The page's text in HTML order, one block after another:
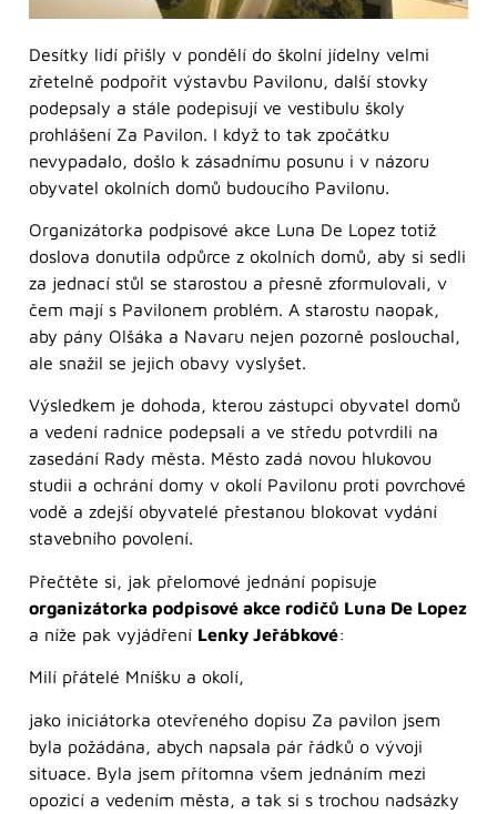
Desítky lidí přišly v pondělí do školní jídelny velmi
zřetelně podpořit výstavbu Pavilonu, další stovky
podepsaly a stále podepisují ve vestibulu školy
prohlášení Za Pavilon. I když to tak zpočátku
nevypadalo, došlo k zásadnímu posunu i v názoru
obyvatel okolních domů budoucího Pavilonu.
Organizátorka podpisové akce Luna De Lopez totiž
doslova donutila odpůrce z okolních domů, aby si sedli
za jednací stůl se starostou a přesně zformulovali, v
čem mají s Pavilonem problém. A starostu naopak,
aby pány Olšáka a Navaru nejen pozorně poslouchal,
ale snažil se jejich obavy vyslyšet.
Výsledkem je dohoda, kterou zástupci obyvatel domů
a vedení radnice podepsali a ve středu potvrdili na
zasedání Rady města. Město zadá novou hlukovou
studii a ochrání domy v okolí Pavilonu proti povrchové
vodě a zdejší obyvatelé přestanou blokovat vydání
stavebního povolení.
Přečtěte si, jak přelomové jednání popisuje
organizátorka podpisové akce rodičů Luna De Lopez
a níže pak vyjádření Lenky Jeřábkové:
Milí přátelé Mníšku a okolí,
jako iniciátorka otevřeného dopisu Za pavilon jsem
byla požádána, abych napsala pár řádků o vývoji
situace. Byla jsem přítomna všem jednáním mezi
opozicí a vedením města, a tak si s trochou nadsázky